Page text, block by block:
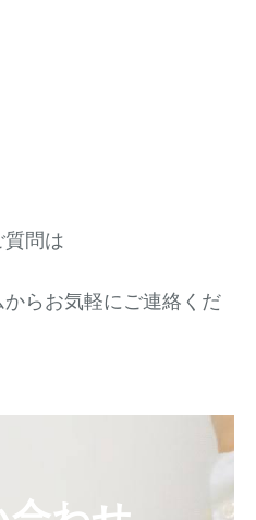
問は
らお気軽にご連絡くだ